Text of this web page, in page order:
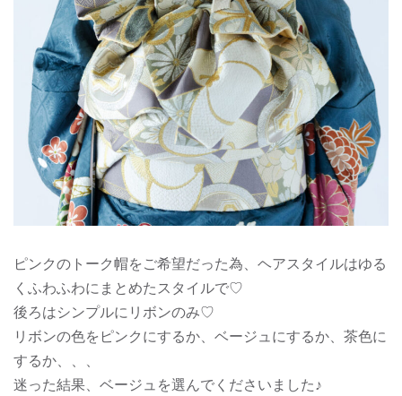
ピンクのトーク帽をご希望だった為、ヘアスタイルはゆる
くふわふわにまとめたスタイルで♡
後ろはシンプルにリボンのみ♡
リボンの色をピンクにするか、ベージュにするか、茶色に
するか、、、
迷った結果、ベージュを選んでくださいました♪